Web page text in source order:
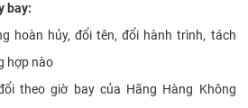
bay:
hoàn hủy, đổi tên, đổi hành trình, tách
hợp nào
theo giờ bay của Hãng Hàng Không